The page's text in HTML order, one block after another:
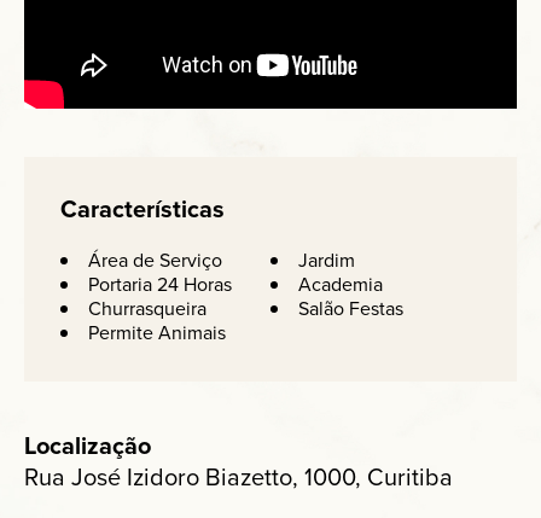
Características
Área de Serviço
Jardim
Portaria 24 Horas
Academia
Churrasqueira
Salão Festas
Permite Animais
Localização
Rua José Izidoro Biazetto, 1000, Curitiba